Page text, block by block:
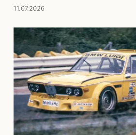
11.07.2026